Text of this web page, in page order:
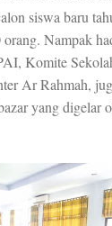
siswa baru
Nampak
Komite
Ar Rahmah,
yang digelar